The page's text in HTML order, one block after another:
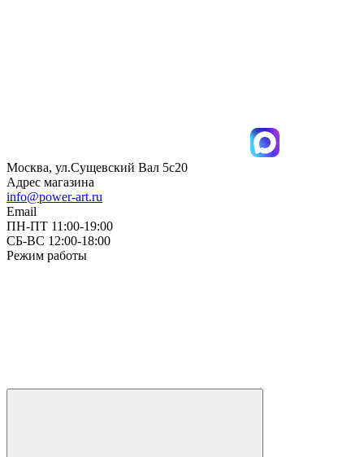
Москва, ул.Сущевский Вал 5с20
Адрес магазина
info@power-art.ru
Email
ПН-ПТ 11:00-19:00
СБ-ВС 12:00-18:00
Режим работы